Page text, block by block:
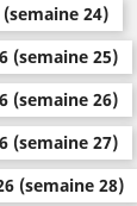
24)
(semaine 25)
(semaine 26)
(semaine 27)
(semaine 28)